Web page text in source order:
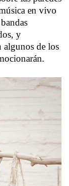
en vivo
y
algunos de los